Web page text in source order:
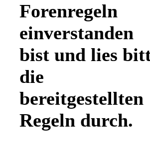
Forenregeln
einverstanden
bist und lies
die
bereitgestellten
Regeln durch.